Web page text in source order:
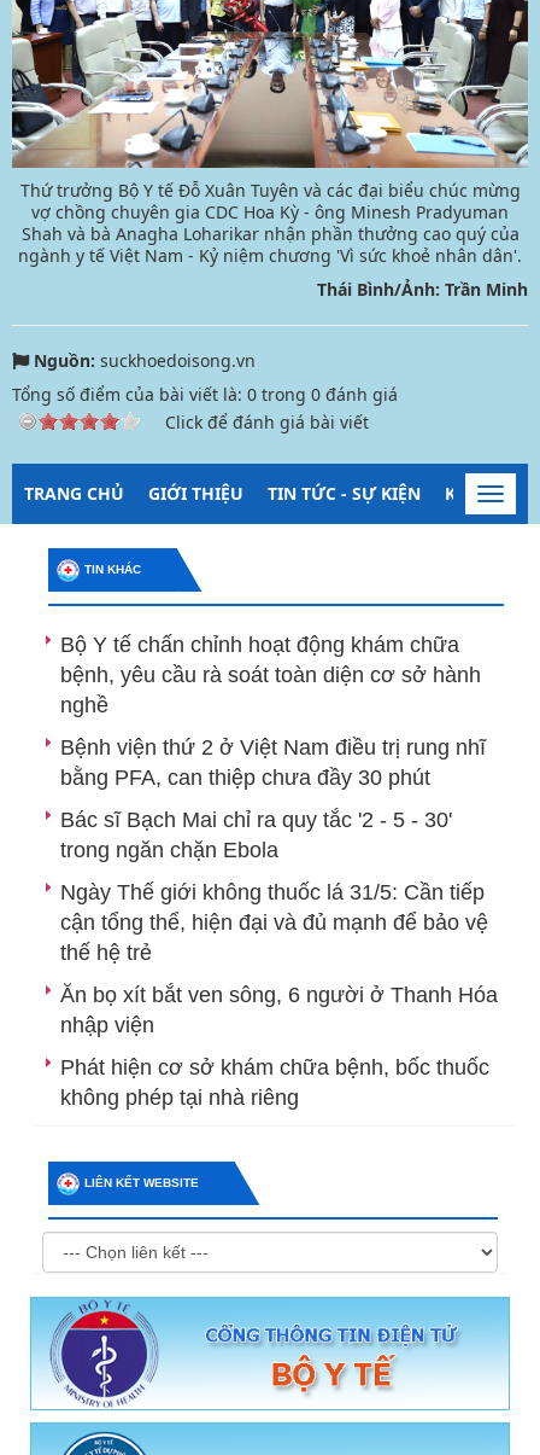
Thứ trưởng Bộ Y tế Đỗ Xuân Tuyên và các đại biểu chúc mừng
vợ chồng chuyên gia CDC Hoa Kỳ - ông Minesh Pradyuman
Shah và bà Anagha Loharikar nhận phần thưởng cao quý của
ngành y tế Việt Nam - Kỷ niệm chương 'Vì sức khoẻ nhân dân'.
Thái Bình/Ảnh: Trần Minh
Nguồn: suckhoedoisong.vn
Tổng số điểm của bài viết là: 0 trong 0 đánh giá
Click để đánh giá bài viết
TRANG CHỦ GIỚI THIỆU TIN TỨC - SỰ KIỆN KIỂM
TIN KHÁC
Bộ Y tế chấn chỉnh hoạt động khám chữa
bệnh, yêu cầu rà soát toàn diện cơ sở hành
nghề
Bệnh viện thứ 2 ở Việt Nam điều trị rung nhĩ
bằng PFA, can thiệp chưa đầy 30 phút
Bác sĩ Bạch Mai chỉ ra quy tắc '2 - 5 - 30'
trong ngăn chặn Ebola
Ngày Thế giới không thuốc lá 31/5: Cần tiếp
cận tổng thể, hiện đại và đủ mạnh để bảo vệ
thế hệ trẻ
Ăn bọ xít bắt ven sông, 6 người ở Thanh Hóa
nhập viện
Phát hiện cơ sở khám chữa bệnh, bốc thuốc
không phép tại nhà riêng
LIÊN KẾT WEBSITE